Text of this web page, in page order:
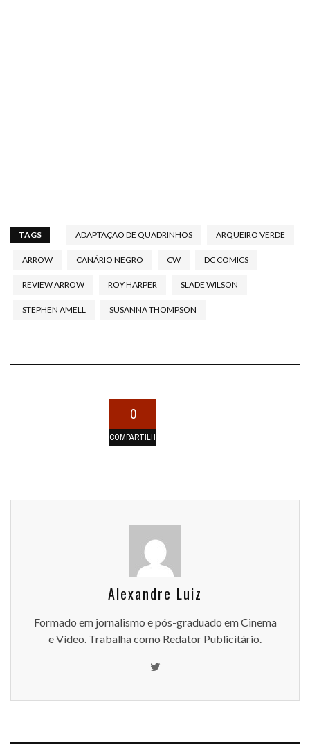
TAGS ADAPTAÇÃO DE QUADRINHOS ARQUEIRO VERDE
ARROW CANÁRIO NEGRO CW DC COMICS
REVIEW ARROW ROY HARPER SLADE WILSON
STEPHEN AMELL SUSANNA THOMPSON
0
COMPARTILHAMENTOS
Alexandre Luiz
Formado em jornalismo e pós-graduado em Cinema
e Vídeo. Trabalha como Redator Publicitário.